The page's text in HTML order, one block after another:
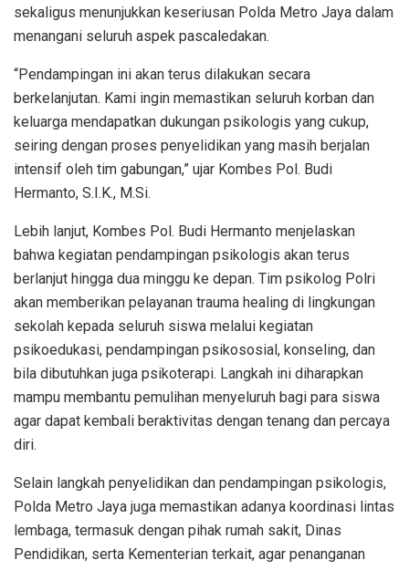
sekaligus menunjukkan keseriusan Polda Metro Jaya dalam
menangani seluruh aspek pascaledakan.
“Pendampingan ini akan terus dilakukan secara
berkelanjutan. Kami ingin memastikan seluruh korban dan
keluarga mendapatkan dukungan psikologis yang cukup,
seiring dengan proses penyelidikan yang masih berjalan
intensif oleh tim gabungan,” ujar Kombes Pol. Budi
Hermanto, S.I.K., M.Si.
Lebih lanjut, Kombes Pol. Budi Hermanto menjelaskan
bahwa kegiatan pendampingan psikologis akan terus
berlanjut hingga dua minggu ke depan. Tim psikolog Polri
akan memberikan pelayanan trauma healing di lingkungan
sekolah kepada seluruh siswa melalui kegiatan
psikoedukasi, pendampingan psikososial, konseling, dan
bila dibutuhkan juga psikoterapi. Langkah ini diharapkan
mampu membantu pemulihan menyeluruh bagi para siswa
agar dapat kembali beraktivitas dengan tenang dan percaya
diri.
Selain langkah penyelidikan dan pendampingan psikologis,
Polda Metro Jaya juga memastikan adanya koordinasi lintas
lembaga, termasuk dengan pihak rumah sakit, Dinas
Pendidikan, serta Kementerian terkait, agar penanganan